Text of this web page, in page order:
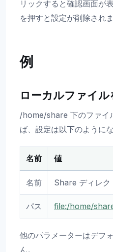
リックすると確認画面が
を押すと設定が削除されま
例
ローカルファイ
/home/share 下のファイ
ば、設定は以下のようにな
名前 値
名前 Share ディレク
パス file:/home/
他のパラメーターはデフ
ん。